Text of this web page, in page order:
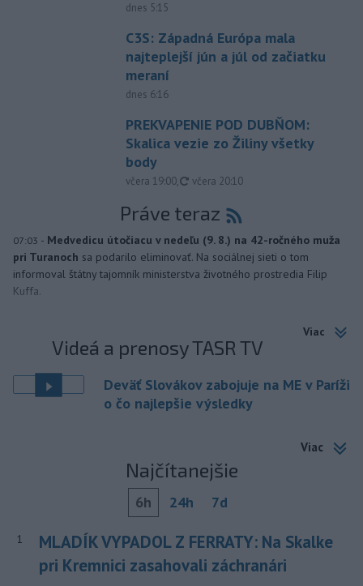
dnes 5:15
C3S: Západná Európa mala
najteplejší jún a júl od začiatku
meraní
dnes 6:16
PREKVAPENIE POD DUBŇOM:
Skalica vezie zo Žiliny všetky
body
včera 19:00, aktualizované
včera 20:10
Práve teraz
07:03 - Medvedicu útočiacu v nedeľu (9. 8.) na 42-ročného muža
pri Turanoch sa podarilo eliminovať. Na sociálnej sieti o tom
informoval štátny tajomník ministerstva životného prostredia Filip
Kuffa.
Viac
Videá a prenosy TASR TV
Deväť Slovákov zabojuje na ME v Paríži
o čo najlepšie výsledky
Viac
Najčítanejšie
6h 24h 7d
1
MLADÍK VYPADOL Z FERRATY: Na Skalke
pri Kremnici zasahovali záchranári